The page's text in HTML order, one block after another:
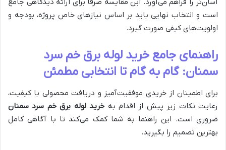
آسان‌تر را فراهم می‌آورد. این مقایسه صرفاً برای ارائه دیدگاهی جامع
است و انتخاب نهایی باید بر اساس نیازهای خاص پروژه، بودجه و
اولویت‌های کیفی صورت گیرد.
راهنمای جامع خرید لوله برق خم سرد
سمنان: گام به گام تا انتخابی مطمئن
برای اطمینان از خریدی موفقیت‌آمیز و دریافت محصولی با کیفیت،
رعایت نکات زیر پیش از اقدام به خرید لوله برق خم سرد سمنان
ضروری است. این راهنما به شما کمک می‌کند تا با آگاهی کامل
بهترین تصمیم را بگیرید.